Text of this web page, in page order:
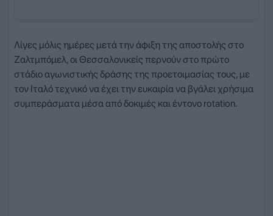
Λίγες μόλις ημέρες μετά την άφιξη της αποστολής στο
Ζαλτμπόμελ, οι Θεσσαλονικείς περνούν στο πρώτο
στάδιο αγωνιστικής δράσης της προετοιμασίας τους, με
τον Ιταλό τεχνικό να έχει την ευκαιρία να βγάλει χρήσιμα
συμπεράσματα μέσα από δοκιμές και έντονο rotation.